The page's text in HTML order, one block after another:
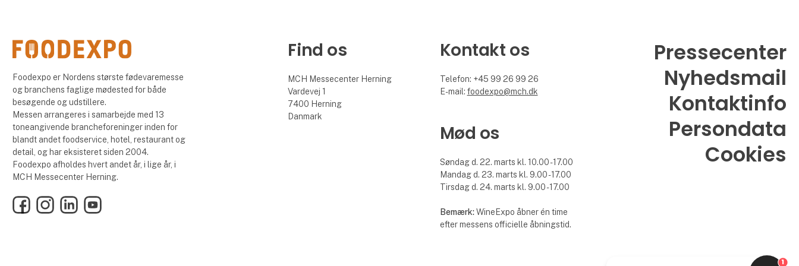
Foodexpo er Nordens største fødevaremesse
og branchens faglige mødested for både
besøgende og udstillere.
Messen arrangeres i samarbejde med 13
toneangivende brancheforeninger inden for
blandt andet foodservice, hotel, restaurant og
detail, og har eksisteret siden 2004.
Foodexpo afholdes hvert andet år, i lige år, i
MCH Messecenter Herning.
FacebookInstagramLinkedInYouTube
Find os
MCH Messecenter Herning
Vardevej 1
7400 Herning
Danmark
Kontakt os
Telefon: +45 99 26 99 26
E-mail: foodexpo@mch.dk
Mød os
Søndag d. 22. marts kl. 10.00 - 17.00
Mandag d. 23. marts kl. 9.00 - 17.00
Tirsdag d. 24. marts kl. 9.00 - 17.00
Bemærk:WineExpo åbner én time
efter messens officielle åbningstid.
Pressecenter
Nyhedsmail
Kontaktinfo
Persondata
Cookies
1